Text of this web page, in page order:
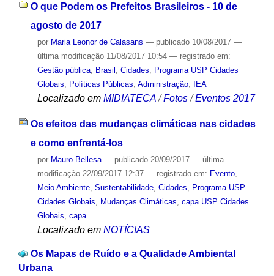
O que Podem os Prefeitos Brasileiros - 10 de
agosto de 2017
por Maria Leonor de Calasans — publicado10/08/2017 —
última modificação11/08/2017 10:54 — registrado em:
Gestão pública, Brasil Cidades
Programa USP Cidades
Globais
Políticas Públicas Administração, IEA
Localizado em MIDIATECA /Fotos /Eventos 2017
Os efeitos das mudanças climáticas nas cidades
e como enfrentá-los
por Mauro Bellesa — publicado20/09/2017 — última
modificação22/09/2017 12:37 — registrado em: Evento,
Meio Ambiente, Sustentabilidade, Cidades, Programa USP
Cidades Globais, Mudanças Climáticas, capa USP Cidades
Globais, capa
Localizado em NOTÍCIAS
Os Mapas de Ruído e a Qualidade Ambiental
Urbana